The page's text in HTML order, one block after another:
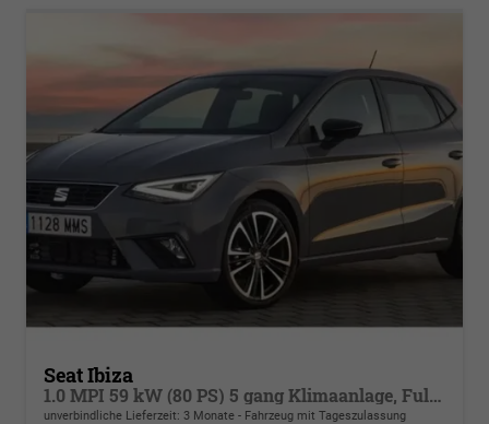
Seat Ibiza
1.0 MPI 59 kW (80 PS) 5 gang Klimaanlage, Full-LED, Full Link, Radioanlage, Alufelgen 15 Zoll, Nebelscheinwerfer m. K-Licht, autom. Fernlichtregulierung, Licht & Sicht Paket, Digital Cockpit,
unverbindliche Lieferzeit: 3 Monate Fahrzeug mit Tageszulassung